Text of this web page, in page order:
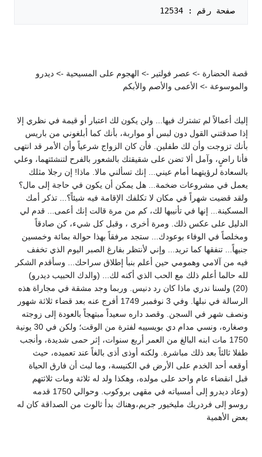
صفحة رقم : 12534
قصة الحضارة -> عصر فولتير -> الهجوم على المسيحية -> ديدرو
والموسوعة -> الأعمى والأصم والأبكم
إليك أعمالاً لم تشترك فيها... ولن يكون لك اعتبار أو قيمة في نظري إلا
إذا صدقتني القول دون لبس أو مواربة، بأنك كما أبلغوني من باريس
بأنك تزوجت وأن لك طفلين. فأن كان الزواج شرعياً وأن الأمر قد انتهى
فأنا راضٍ، وآمل ألا تضن على شقيقتك بالشعور بالفرح لتنشئتهما، وعلي
بالسعادة لرؤيتهما أمام عيني... إنك تسألني مالا. ماذا! إن رجلا مثلك
يعمل في مشروعات ضخمة... هل يمكن أن يكون في حاجة إلى مال؟
ولقد قضيت شهراً في مكان لا تكلفك الإقامة فيه شيئاً؟... تذكر أمك
المسكينة... إنها في تأنيبها لك، كم من مرة قالت إنك أعمى... قدم لي
الدليل على عكس ذلك. ومرة أخرى ، وقبل كل شيء، كن صادقاً
ومخلصاً في الوفاء بوعودك... ستجد مرفقاً بهذا حوالة بمائة وخمسين
جنيهاً... تنفقها كما تريد... وإني لأنتظر بفارغ الصبر اليوم الذي تخفف
فيه من آلامي وهمومي حين أعلم بنبأ إطلاق سراحك... وسأقدم الشكر
لله حالما أعلم ذلك مع الحب الذي أكنه لك... (والدك الحبيب ديدرو)
(20) ولسنا ندري ماذا كان رد دنيس. وربما وجد مشقة في مجاراة هذه
الرسالة في نبلها. وفي 3 نوفمبر 1749 أفرج عنه بعد قضاء ثلاثة شهور
ونصف شهر في السجن. وقصد داره سعيداً مبتهجاً بالعودة إلى زوجته
وصغاره، ونسي مدام دي بويسييه لفترة من الوقت؛ ولكن في 30 يونية
1750 مات ابنه البالغ من العمر أربع سنوات، إثر حمى شديدة، وأنجب
طفلا ثالثاً بعد ذلك مباشرة. ولكنه أوذى أذى بالغاً عند تعميده، حيث
أوقعه أحد الخدم على الأرض في الكنيسة، وما لبث أن فارق الحياة
قبل انقضاء عام واحد على مولده، وهكذا ولد له ثلاثة ومات ثلاثتهم
(وعاد ديدرو إلى أمسياته في مقهى بروكوب. وحوالي 1750 قدمه
روسو إلى فردريك مليخيور جريم،وهناك بدأ ثالوث من الصداقة كان له
بعض الأهمية